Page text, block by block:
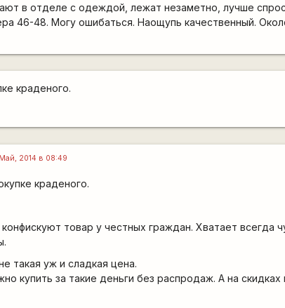
в отделе с одеждой, лежат незаметно, лучше
46-48. Могу ошибаться. Наощупь качественный.
краденого.
2014 в 08:49
краденого.
товар у честных граждан. Хватает всегда
такая уж и сладкая цена.
купить за такие деньги без распродаж. А на скидках